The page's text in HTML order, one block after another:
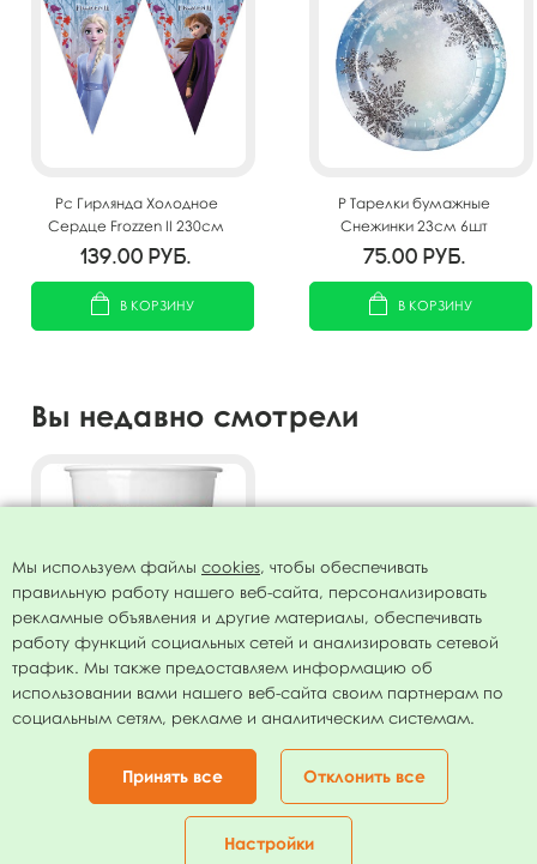
Корзина
Pc Гирлянда Холодное
Сердце Frozzen II 230см
139.00 руб.
В КОРЗИНУ
P Тарелки бумажные
Снежинки 23см 6шт
75.00 руб.
В КОРЗИНУ
Вы недавно смотрели
Стаканы пластиковые
Холодное Сердце Frozzen II
200мл 8шт
149.00руб.
Мы используем файлы cookies, чтобы обеспечивать
правильную работу нашего веб-сайта, персонализировать
рекламные объявления и другие материалы, обеспечивать
работу функций социальных сетей и анализировать сетевой
трафик. Мы также предоставляем информацию об
использовании вами нашего веб-сайта своим партнерам по
социальным сетям, рекламе и аналитическим системам.
Принять все Отклонить все
Настройки